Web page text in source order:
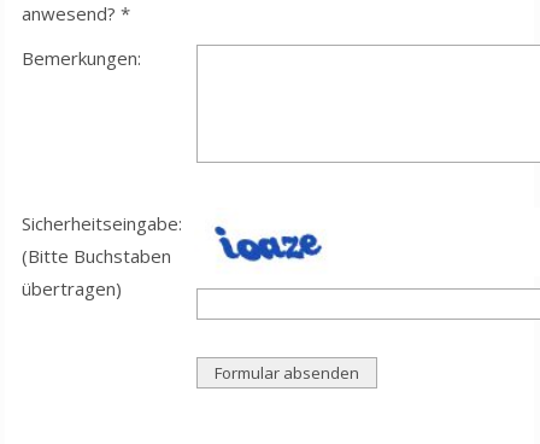
anwesend? *
Bemerkungen:
Sicherheitseingabe:
(Bitte Buchstaben
übertragen)